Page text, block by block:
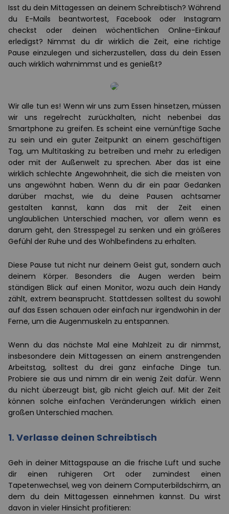
Isst du dein Mittagessen an deinem Schreibtisch? Während
du E-Mails beantwortest, Facebook oder Instagram
checkst oder deinen wöchentlichen Online-Einkauf
erledigst? Nimmst du dir wirklich die Zeit, eine richtige
Pause einzulegen und sicherzustellen, dass du dein Essen
auch wirklich wahrnimmst und es genießt?
Wir alle tun es! Wenn wir uns zum Essen hinsetzen, müssen
wir uns regelrecht zurückhalten, nicht nebenbei das
Smartphone zu greifen. Es scheint eine vernünftige Sache
zu sein und ein guter Zeitpunkt an einem geschäftigen
Tag, um Multitasking zu betreiben und mehr zu erledigen
oder mit der Außenwelt zu sprechen. Aber das ist eine
wirklich schlechte Angewohnheit, die sich die meisten von
uns angewöhnt haben. Wenn du dir ein paar Gedanken
darüber machst, wie du deine Pausen achtsamer
gestalten kannst, kann das mit der Zeit einen
unglaublichen Unterschied machen, vor allem wenn es
darum geht, den Stresspegel zu senken und ein größeres
Gefühl der Ruhe und des Wohlbefindens zu erhalten.
Diese Pause tut nicht nur deinem Geist gut, sondern auch
deinem Körper. Besonders die Augen werden beim
ständigen Blick auf einen Monitor, wozu auch dein Handy
zählt, extrem beansprucht. Stattdessen solltest du sowohl
auf das Essen schauen oder einfach nur irgendwohin in der
Ferne, um die Augenmuskeln zu entspannen.
Wenn du das nächste Mal eine Mahlzeit zu dir nimmst,
insbesondere dein Mittagessen an einem anstrengenden
Arbeitstag, solltest du drei ganz einfache Dinge tun.
Probiere sie aus und nimm dir ein wenig Zeit dafür. Wenn
du nicht überzeugt bist, gib nicht gleich auf. Mit der Zeit
können solche einfachen Veränderungen wirklich einen
großen Unterschied machen.
1. Verlasse deinen Schreibtisch
Geh in deiner Mittagspause an die frische Luft und suche
dir einen ruhigeren Ort oder zumindest einen
Tapetenwechsel, weg von deinem Computerbildschirm, an
dem du dein Mittagessen einnehmen kannst. Du wirst
davon in vieler Hinsicht profitieren: